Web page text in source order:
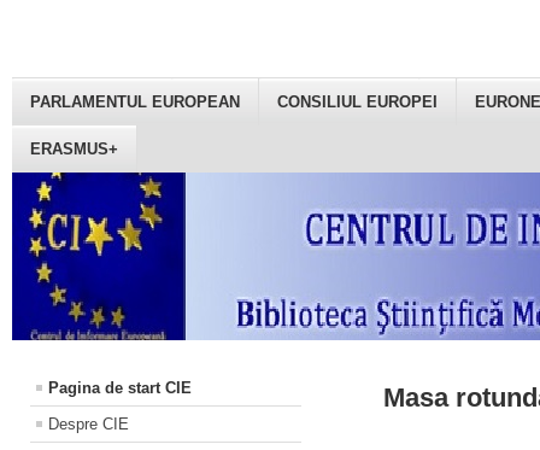
PARLAMENTUL EUROPEAN CONSILIUL EUROPEI
ERASMUS+
Pagina de start CIE
Despre CIE
Masa